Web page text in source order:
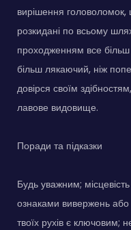
вирішення головоломок,
розкидані по всьому
проходженням все більш
більш лякаючий, ніж
довірся своїм
лавове видовище.
Поради та підказки
Будь уважним;
ознаками вивержень
твоїх рухів є ключовим;